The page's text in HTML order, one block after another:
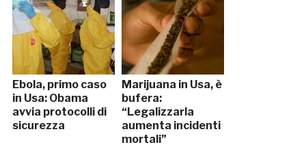
Ebola, primo caso
in Usa: Obama
avvia protocolli di
sicurezza
Marijuana in Usa, è
bufera:
“Legalizzarla
aumenta incidenti
mortali”